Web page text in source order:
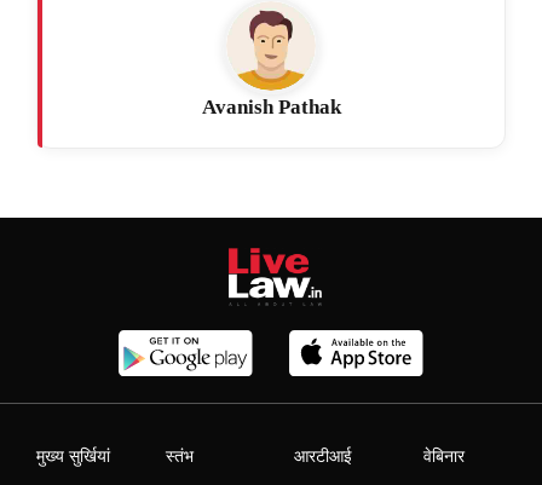
Avanish Pathak
मुख्य सुर्खियां स्तंभ आरटीआई वेबिनार